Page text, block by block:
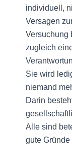
individuell,
Versagen
Versuchung
zugleich
Sie wird
niemand
Darin
Alle sind
gute